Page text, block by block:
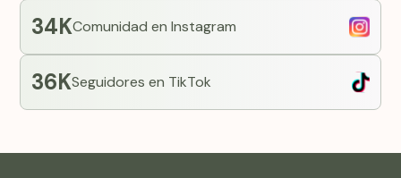
34KComunidad en Instagram
36KSeguidores en TikTok